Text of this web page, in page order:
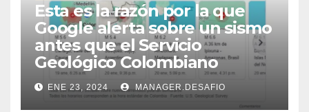
Esta es la razón por la que
Google alerta sobre un sismo
antes que el Servicio
Geológico Colombiano
ENE 23, 2024 MANAGER.DESAFIO